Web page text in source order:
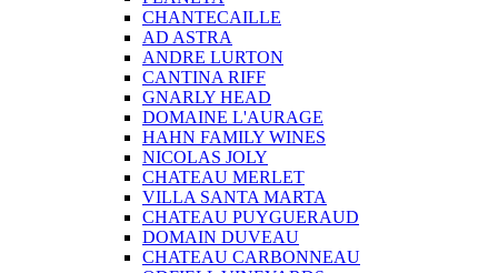
CHANTECAILLE
AD ASTRA
ANDRE LURTON
CANTINA RIFF
GNARLY HEAD
DOMAINE L'AURAGE
HAHN FAMILY WINES
NICOLAS JOLY
CHATEAU MERLET
VILLA SANTA MARTA
CHATEAU PUYGUERAUD
DOMAIN DUVEAU
CHATEAU CARBONNEAU